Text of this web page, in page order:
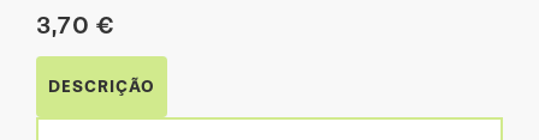
3,70 €
DESCRIÇÃO